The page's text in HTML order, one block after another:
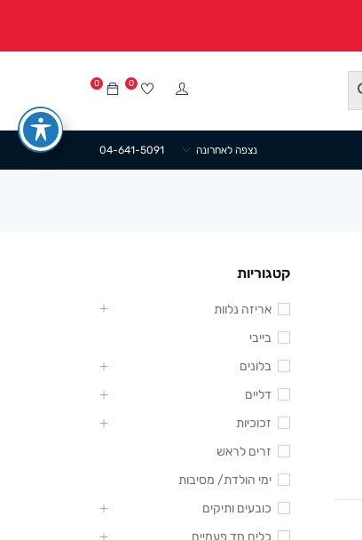
0 0
04-641-5091 נצפה לאחרונה
קטגוריות
אריזה נלוות
בייבי
בלונים
דליים
זכוכיות
זרים לראש
ימי הולדת/ מסיבות
כובעים ותיקים
כלים חד פעמיים